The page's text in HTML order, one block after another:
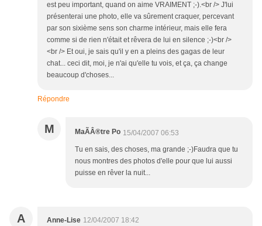
est peu important, quand on aime VRAIMENT ;-).<br /> J'lui
présenterai une photo, elle va sûrement craquer, percevant
par son sixième sens son charme intérieur, mais elle fera
comme si de rien n'était et rêvera de lui en silence ;-)<br />
<br /> Et oui, je sais qu'il y en a pleins des gagas de leur
chat... ceci dit, moi, je n'ai qu'elle tu vois, et ça, ça change
beaucoup d'choses...
Répondre
M MaÃÂ®tre Po 15/04/2007 06:53
Tu en sais, des choses, ma grande ;-)Faudra que tu
nous montres des photos d'elle pour que lui aussi
puisse en rêver la nuit...
A Anne-Lise 12/04/2007 18:42